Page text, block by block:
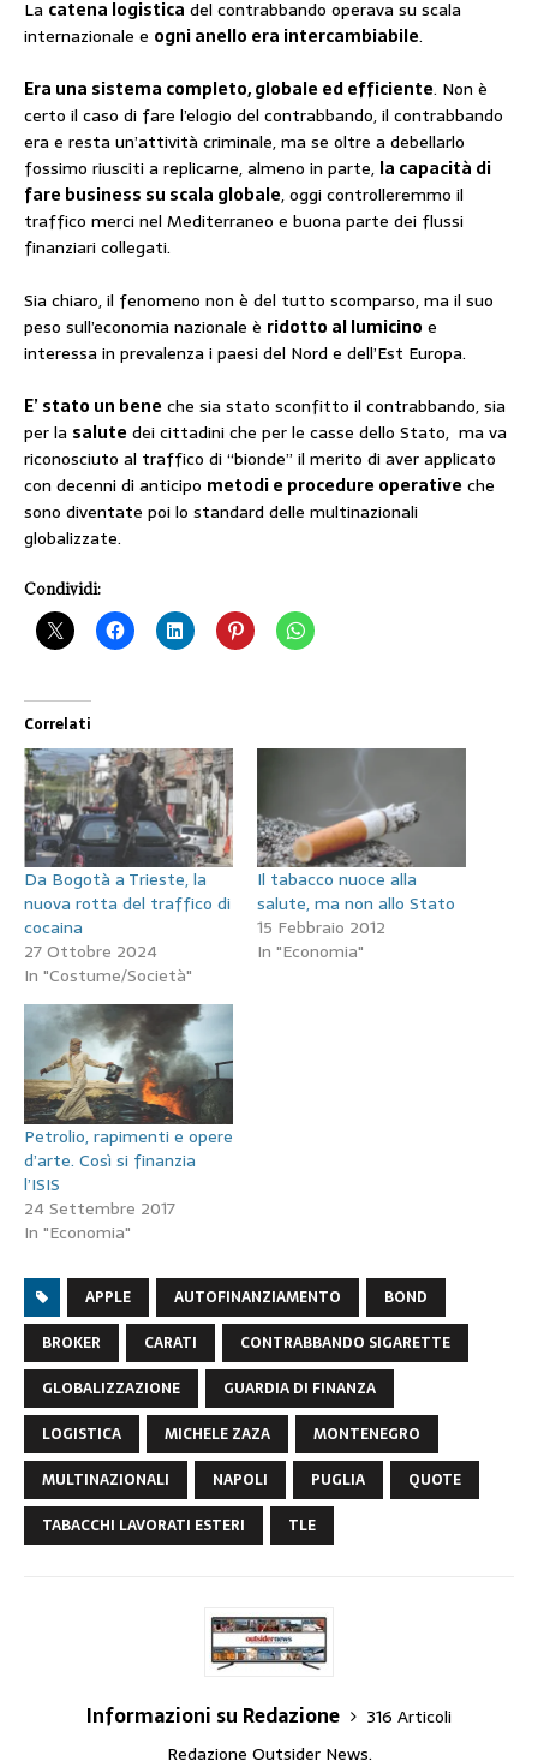
La catena logistica del contrabbando operava su scala
internazionale e ogni anello era intercambiabile.
Era una sistema completo, globale ed efficiente. Non è
certo il caso di fare l’elogio del contrabbando, il contrabbando
era e resta un’attività criminale, ma se oltre a debellarlo
fossimo riusciti a replicarne, almeno in parte, la capacità di
fare business su scala globale, oggi controlleremmo il
traffico merci nel Mediterraneo e buona parte dei flussi
finanziari collegati.
Sia chiaro, il fenomeno non è del tutto scomparso, ma il suo
peso sull’economia nazionale è ridotto al lumicino e
interessa in prevalenza i paesi del Nord e dell’Est Europa.
E’ stato un bene che sia stato sconfitto il contrabbando, sia
per la salute dei cittadini che per le casse dello Stato, ma va
riconosciuto al traffico di “bionde” il merito di aver applicato
con decenni di anticipo metodi e procedure operative che
sono diventate poi lo standard delle multinazionali
globalizzate.
Condividi:
Correlati
Da Bogotà a Trieste, la
nuova rotta del traffico di
cocaina
27 Ottobre 2024
In "Costume/Società"
Il tabacco nuoce alla
salute, ma non allo Stato
15 Febbraio 2012
In "Economia"
Petrolio, rapimenti e opere
d’arte. Così si finanzia
l’ISIS
24 Settembre 2017
In "Economia"
APPLE AUTOFINANZIAMENTO
BOND
BROKER
CARATI
CONTRABBANDO SIGARETTE
GLOBALIZZAZIONE
GUARDIA DI FINANZA
LOGISTICA
MICHELE ZAZA
MONTENEGRO
MULTINAZIONALI
NAPOLI PUGLIA
QUOTE
TABACCHI LAVORATI ESTERI
TLE
Informazioni su Redazione
316 Articoli
Redazione Outsider News.